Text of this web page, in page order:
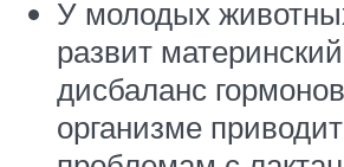
У молодых
развит
дисбаланс
организме